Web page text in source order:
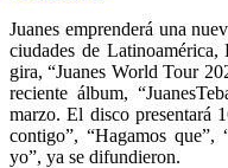
Juanes emprenderá una
ciudades de
gira, “Juanes World Tour
reciente álbum,
marzo. El disco presentará
contigo”, “Hagamos que”,
yo”, ya se difundieron.